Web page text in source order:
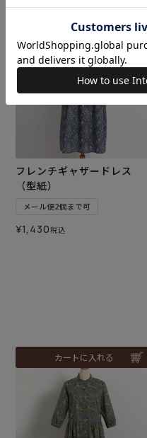
カートに入れる
フレンチギャザードレス
（型紙）
メール便2個まで可
¥1,430税込
カートに入れる